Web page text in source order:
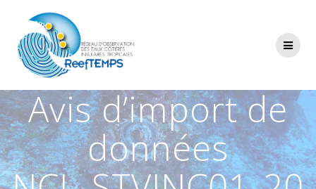
Avis d’import de
données